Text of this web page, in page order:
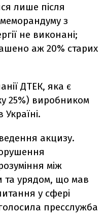
лише після
меморандуму з
не виконані;
аж 20% старих
ДТЕК, яка є
25%) виробником
Україні.
акцизу.
між
та урядом, що мав
у сфері
пресслужба